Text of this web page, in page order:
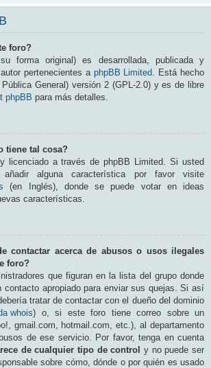
foro?
forma original) es desarrollada, publicada y
pertenecientes a phpBB Limited. Está hecho
General) versión 2 (GPL-2.0) y es de libre
phpBB para más detalles.
tiene tal cosa?
licenciado a través de phpBB Limited. Si usted
alguna característica por favor visite
(en Inglés), donde se puede votar en ideas
características.
contactar acerca de abusos o usos ilegales
foro?
que figuran en la lista del grupo donde
apropiado para enviar sus quejas. Si así
tratar de contactar con el dueño del dominio
whois) o, si este foro tiene correo sobre un
gmail.com, hotmail.com, etc.), al departamento
de ese servicio. Por favor, tenga en cuenta
de cualquier tipo de control y no puede ser
sobre cómo, dónde o por quién es usado